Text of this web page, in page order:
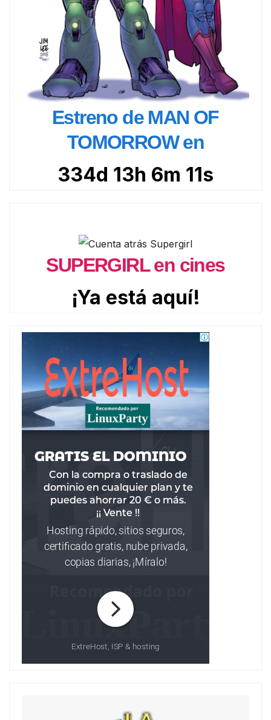
Estreno de MAN OF
TOMORROW en
334d 13h 6m 10s
SUPERGIRL en cines
¡Ya está aquí!